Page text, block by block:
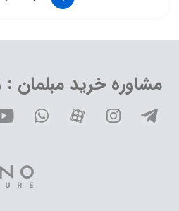
مشاوره خرید مبلمان : 09120602429